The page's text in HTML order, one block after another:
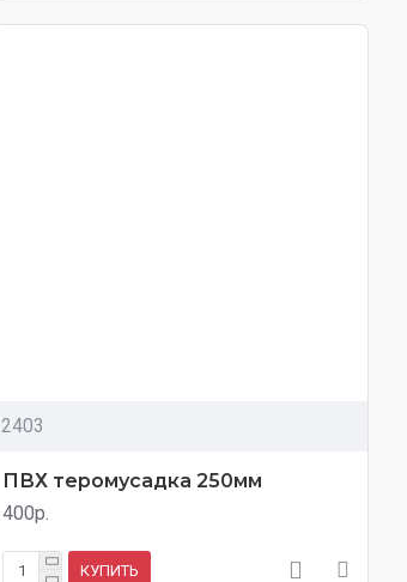
2403
ПВХ теромусадка 250мм
400р.
КУПИТЬ